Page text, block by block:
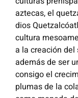
aztecas, el
dios
cultura
a la creación
además de ser
consigo el
plumas de la